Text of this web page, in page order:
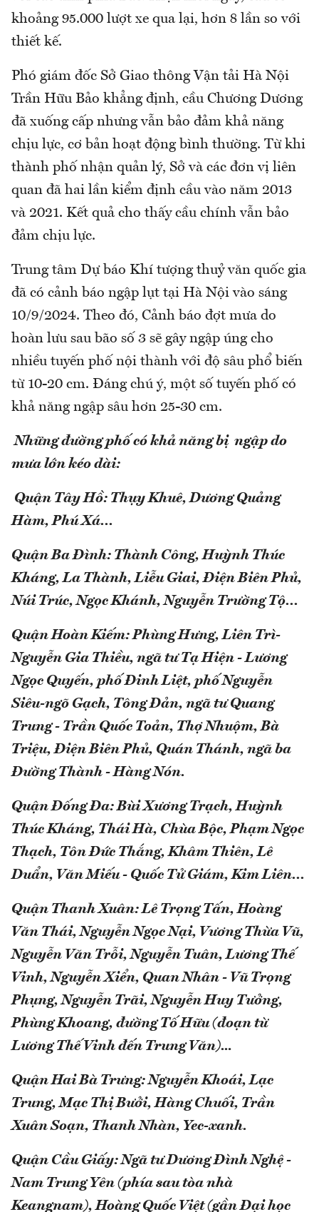
khoảng 95.000 lượt xe qua lại, hơn 8 lần so với
thiết kế.
Phó giám đốc Sở Giao thông Vận tải Hà Nội
Trần Hữu Bảo khẳng định, cầu Chương Dương
đã xuống cấp nhưng vẫn bảo đảm khả năng
chịu lực, cơ bản hoạt động bình thường. Từ khi
thành phố nhận quản lý, Sở và các đơn vị liên
quan đã hai lần kiểm định cầu vào năm 2013
và 2021. Kết quả cho thấy cầu chính vẫn bảo
đảm chịu lực.
Trung tâm Dự báo Khí tượng thuỷ văn quốc gia
đã có cảnh báo ngập lụt tại Hà Nội vào sáng
10/9/2024. Theo đó, Cảnh báo đợt mưa do
hoàn lưu sau bão số 3 sẽ gây ngập úng cho
nhiều tuyến phố nội thành với độ sâu phổ biến
từ 10-20 cm. Đáng chú ý, một số tuyến phố có
khả năng ngập sâu hơn 25-30 cm.
Những đường phố có khả năng bị ngập do
mưa lớn kéo dài:
Quận Tây Hồ: Thụy Khuê, Dương Quảng
Hàm, Phú Xá...
Quận Ba Đình: Thành Công, Huỳnh Thúc
Kháng, La Thành, Liễu Giai, Điện Biên Phủ,
Núi Trúc, Ngọc Khánh, Nguyễn Trường Tộ...
Quận Hoàn Kiếm: Phùng Hưng, Liên Trì-
Nguyễn Gia Thiều, ngã tư Tạ Hiện - Lương
Ngọc Quyến, phố Đinh Liệt, phố Nguyễn
Siêu-ngõ Gạch, Tông Đản, ngã tư Quang
Trung - Trần Quốc Toản, Thợ Nhuộm, Bà
Triệu, Điện Biên Phủ, Quán Thánh, ngã ba
Đường Thành - Hàng Nón.
Quận Đống Đa: Bùi Xương Trạch, Huỳnh
Thúc Kháng, Thái Hà, Chùa Bộc, Phạm Ngọc
Thạch, Tôn Đức Thắng, Khâm Thiên, Lê
Duẩn, Văn Miếu - Quốc Tử Giám, Kim Liên...
Quận Thanh Xuân: Lê Trọng Tấn, Hoàng
Văn Thái, Nguyễn Ngọc Nại, Vương Thừa Vũ,
Nguyễn Văn Trỗi, Nguyễn Tuân, Lương Thế
Vinh, Nguyễn Xiển, Quan Nhân - Vũ Trọng
Phụng, Nguyễn Trãi, Nguyễn Huy Tưởng,
Phùng Khoang, đường Tố Hữu (đoạn từ
Lương Thế Vinh đến Trung Văn)…
Quận Hai Bà Trưng: Nguyễn Khoái, Lạc
Trung, Mạc Thị Bưởi, Hàng Chuối, Trần
Xuân Soạn, Thanh Nhàn, Yec-xanh.
Quận Cầu Giấy: Ngã tư Dương Đình Nghệ -
Nam Trung Yên (phía sau tòa nhà
Keangnam), Hoàng Quốc Việt (gần Đại học